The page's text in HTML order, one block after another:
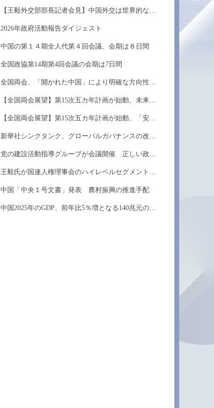
【王毅外交部部長記者会見】中国外交は世界的な混...
2026年政府活動報告ダイジェスト
中国の第１４期全人代第４回会議、会期は８日間
全国政協第14期第4回会議の会期は7日間
全国両会、「開かれた中国」により明確な方向性を...
【全国両会展望】第15次五カ年計画が始動、未来産...
【全国両会展望】第15次五カ年計画が始動、「安定...
新華社シンクタンク、グローバルガバナンスの改革...
党の建設活動指導グループが会議開催 正しい政治...
王毅氏が国連人権理事会のハイレベルセグメントに...
中国「中央１号文書」発表 農村振興の推進手配
中国2025年のGDP、前年比5％増となる140兆元の大...